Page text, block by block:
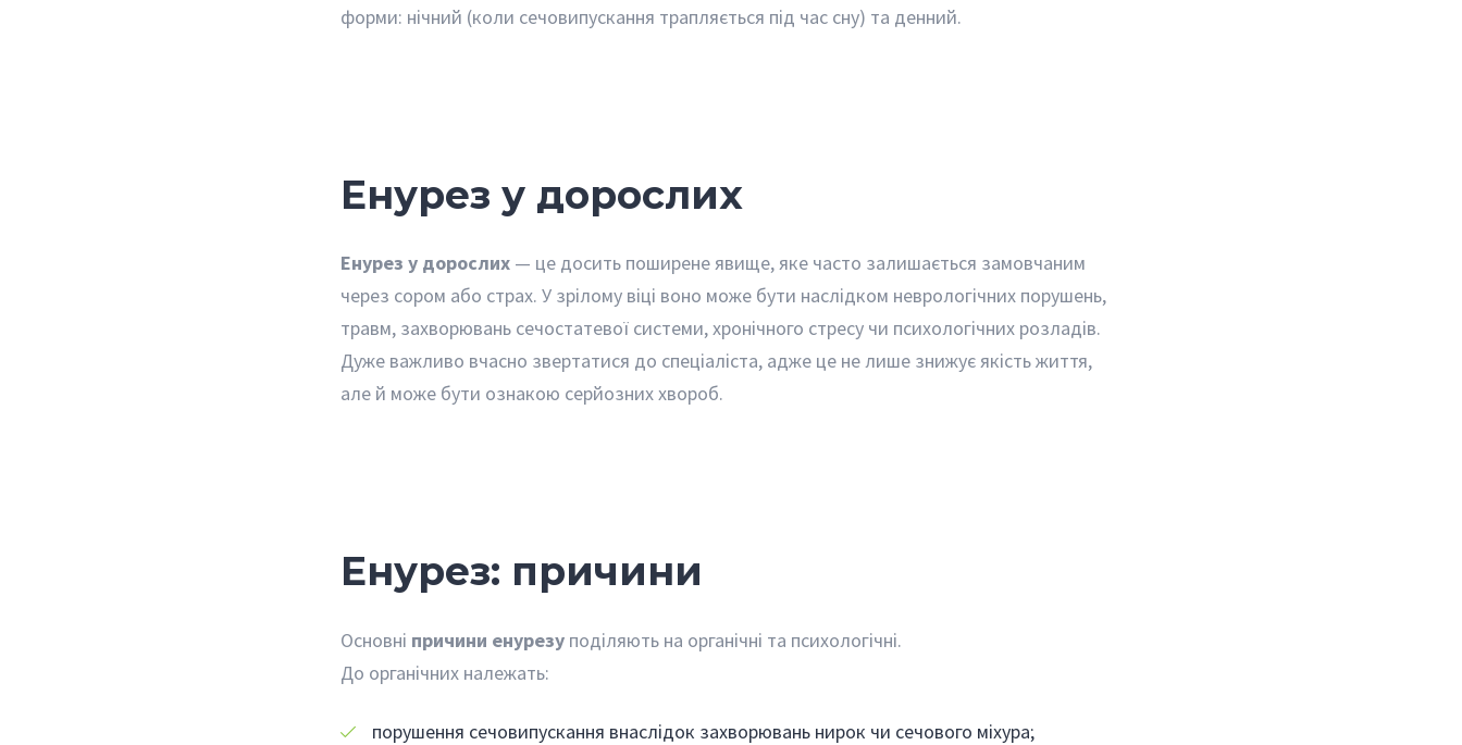
форми: нічний (коли сечовипускання трапляється під час сну) та денний.
Енурез у дорослих
Енурез у дорослих — це досить поширене явище, яке часто залишається замовчаним
через сором або страх. У зрілому віці воно може бути наслідком неврологічних порушень,
травм, захворювань сечостатевої системи, хронічного стресу чи психологічних розладів.
Дуже важливо вчасно звертатися до спеціаліста, адже це не лише знижує якість життя,
але й може бути ознакою серйозних хвороб.
Енурез: причини
Основні причини енурезу поділяють на органічні та психологічні.
До органічних належать:
порушення сечовипускання внаслідок захворювань нирок чи сечового міхура;